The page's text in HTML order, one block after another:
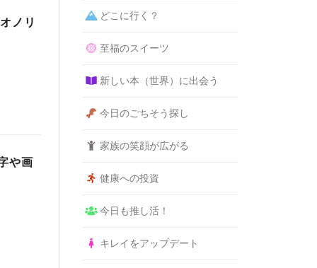
ノリ
や画
どこに行く？
至福のスイーツ
新しい本（世界）に出会う
今日のごちそう探し
家族の笑顔が広がる
健康への投資
今日も推し活！
キレイをアップデート